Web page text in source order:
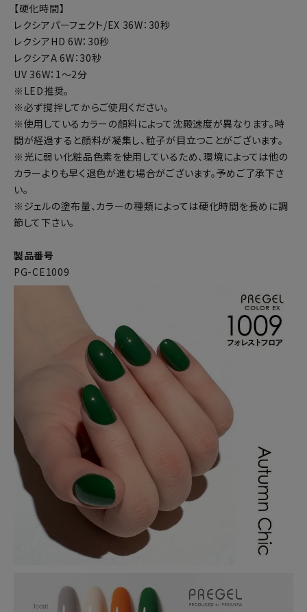
【硬化時間】
レクシアパーフェクト/EX 36W：30秒
レクシアHD 6W：30秒
レクシアA 6W：30秒
UV 36W：1～2分
※LED推奨。
※必ず撹拌してからご使用ください。
※使用しているカラーの顔料によって沈殿速度が異なります。時
間が経過すると顔料が凝集し、粒子が目立つことがございます。
※光に弱い化粧品色素を使用しているため、環境によっては他の
カラーよりも早く退色が進む場合がございます。予めご了承下さ
い。
※ジェルの塗布量、カラーの種類によっては硬化時間を長めに調
節して下さい。
製品番号
PG-CE1009